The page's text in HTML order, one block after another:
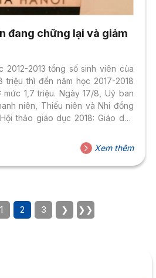
đang chững lại và giảm
2012-2013 tổng số sinh viên của
triệu thì đến năm học 2017-2018
1,7 triệu. Ngày 17/8, Uỷ ban
niên, Thiếu niên và Nhi đồng
thảo giáo dục 2018: Giáo dục
Tỵ – Phó Chủ tịch Quốc hội; Phó
Bộ trưởng Bộ Giáo dục và Đào
Xem thêm
1 2 3 ❯ ❯❯